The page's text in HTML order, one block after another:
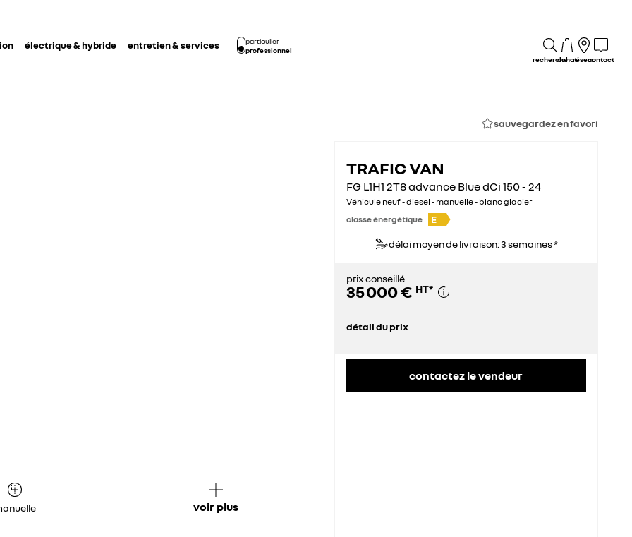
électrique & hybride entretien & services
particulier
professionnel
rechercheachatréseaucontact
sauvegardez en favori
voir plus
TRAFIC VAN
FG L1H1 2T8 advance Blue dCi 150 - 24
Véhicule neuf - diesel - manuelle - blanc glacier
classe énergétique
E
délai moyen de livraison: 3 semaines *
prix conseillé
35 000 € HT*
détail du prix
contactez le vendeur